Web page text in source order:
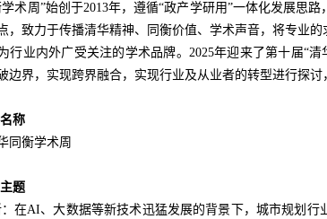
术周”始创于2013年，遵循“政产学研用”一体化发展思
，致力于传播清华精神、同衡价值、学术声音，将专业
行业内外广受关注的学术品牌。2025年迎来了第十届“
边界，实现跨界融合，实现行业及从业者的转型进行探讨
称
同衡学术周
题
：在AI、大数据等新技术迅猛发展的背景下，城市规划